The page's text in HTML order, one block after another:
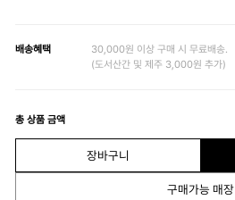
배송혜택
30,000원 이상 구매 시 무료배송.
(도서산간 및 제주 3,000원 추가)
총 상품 금액
장바구니
구매가능 매장